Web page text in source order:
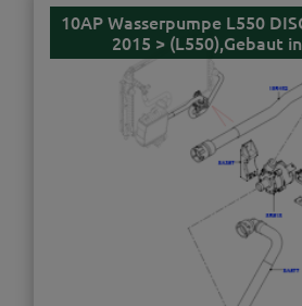
10AP Wasserpumpe L550
2015 > (L550),Gebaut